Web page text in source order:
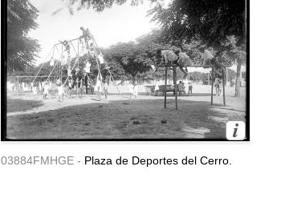
03884FMHGE - Plaza de Deportes del Cerro.